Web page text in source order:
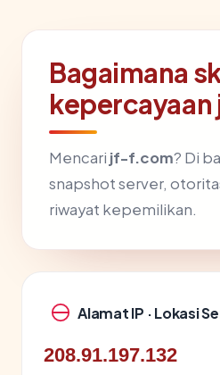
Bagaimana
Mencari jf-f.com? Di
snapshot server,
riwayat kepemilikan.
Alamat IP · Lokasi
208.91.197.132